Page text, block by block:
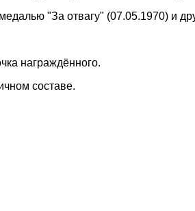
"За отвагу" (07.05.1970) и
награждённого.
составе.